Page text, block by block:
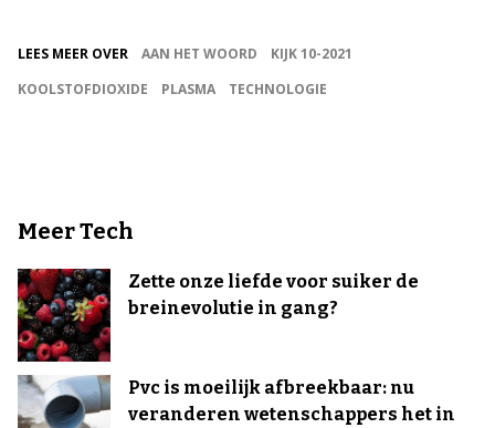
LEES MEER OVER AAN HET WOORD
KIJK 10-2021
KOOLSTOFDIOXIDE
PLASMA TECHNOLOGIE
Meer Tech
Zette onze liefde voor suiker de
breinevolutie in gang?
Pvc is moeilijk afbreekbaar: nu
veranderen wetenschappers het in